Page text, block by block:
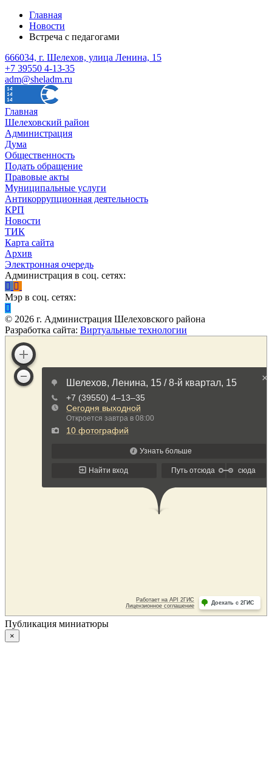
Главная
Новости
Встреча с педагогами
666034, г. Шелехов, улица Ленина, 15
+7 39550 4-13-35
adm@sheladm.ru
Главная
Шелеховский район
Администрация
Дума
Общественность
Подать обращение
Правовые акты
Муниципальные услуги
Антикоррупционная деятельность
КРП
Новости
ТИК
Карта сайта
Архив
Электронная очередь
Администрация в соц. сетях:
Мэр в соц. сетях:
© 2026 г. Администрация Шелеховского района
Разработка сайта: Виртуальные технологии
Публикация миниатюры
×